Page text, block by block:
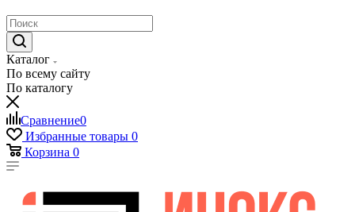
Каталог
По всему сайту
По каталогу
Сравнение0
Избранные товары 0
Корзина 0